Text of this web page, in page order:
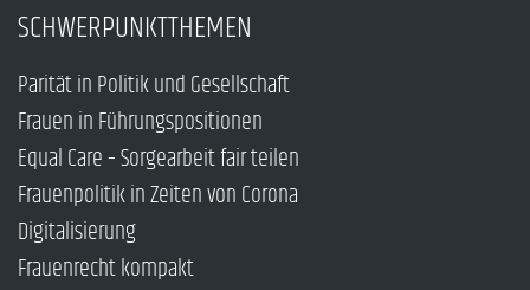
SCHWERPUNKTTHEMEN
Parität in Politik und Gesellschaft
Frauen in Führungspositionen
Equal Care – Sorgearbeit fair teilen
Frauenpolitik in Zeiten von Corona
Digitalisierung
Frauenrecht kompakt